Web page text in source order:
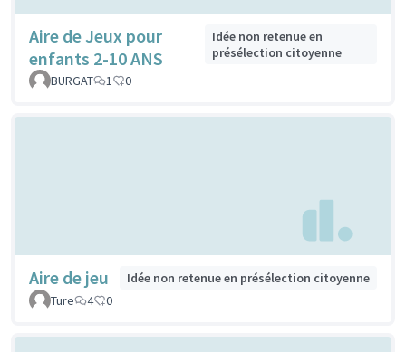
Aire de Jeux pour
enfants 2-10 ANS
Idée non retenue en
présélection citoyenne
BURGAT
1 0
Aire de jeu
Idée non retenue en présélection citoyenne
Ture
4 0